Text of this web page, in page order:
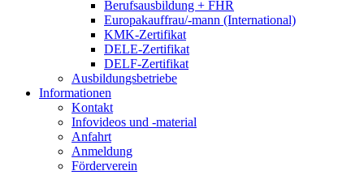
Berufsausbildung + FHR
Europakauffrau/-mann (International)
KMK-Zertifikat
DELE-Zertifikat
DELF-Zertifikat
Ausbildungsbetriebe
Informationen
Kontakt
Infovideos und -material
Anfahrt
Anmeldung
Förderverein